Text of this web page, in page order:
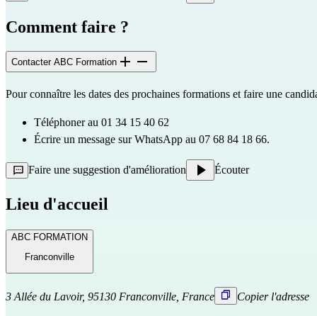
Comment faire ?
Contacter ABC Formation
Pour connaître les dates des prochaines formations et faire une
Téléphoner au 01 34 15 40 62
Écrire un message sur WhatsApp au 07 68 84 18 66.
Faire une suggestion d'amélioration Écouter
Lieu d'accueil
ABC FORMATION
Franconville
3 Allée du Lavoir, 95130 Franconville, France Copier l'adresse